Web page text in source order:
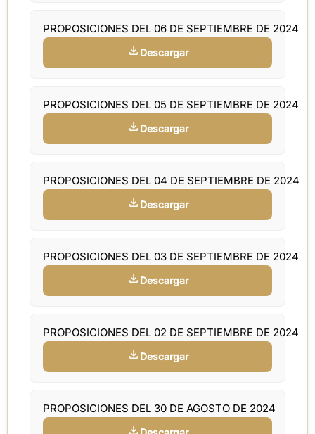
PROPOSICIONES DEL 06 DE SEPTIEMBRE DE 2024
Descargar
PROPOSICIONES DEL 05 DE SEPTIEMBRE DE 2024
Descargar
PROPOSICIONES DEL 04 DE SEPTIEMBRE DE 2024
Descargar
PROPOSICIONES DEL 03 DE SEPTIEMBRE DE 2024
Descargar
PROPOSICIONES DEL 02 DE SEPTIEMBRE DE 2024
Descargar
PROPOSICIONES DEL 30 DE AGOSTO DE 2024